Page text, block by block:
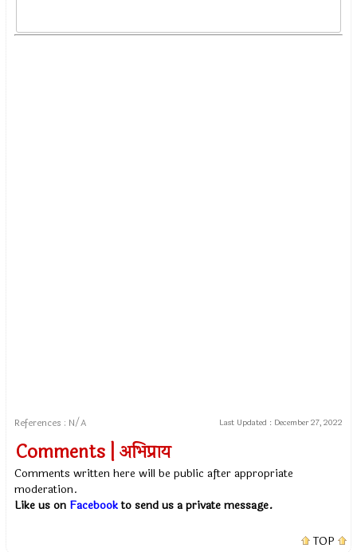
References : N/A Last Updated : December 27, 2022
Comments | अभिप्राय
Comments written here will be public after appropriate
moderation.
Like us on Facebookto send us a private message.
TOP